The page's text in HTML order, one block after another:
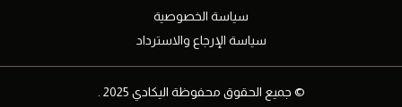
سياسة الخصوصية
سياسة الإرجاع والاسترداد
© جميع الحقوق محفوظة اليكادي 2025 .